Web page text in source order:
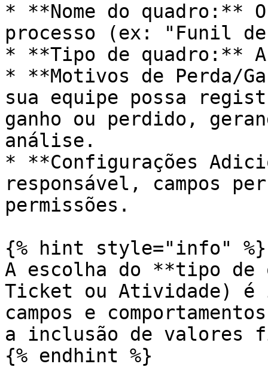
* **Nome do
processo (ex: "Funil
* **Tipo de quadro:**
* **Motivos de Perda/
sua equipe possa
ganho ou perdido,
análise.
* **Configurações
responsável, campos
permissões.
{% hint style="info" %}
A escolha do **tipo de
Ticket ou Atividade) é
campos e
a inclusão de valores
{% endhint %}